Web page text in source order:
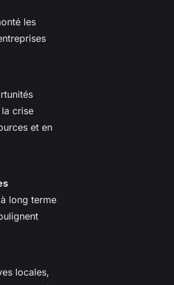
les
crise
et en
long terme
locales,